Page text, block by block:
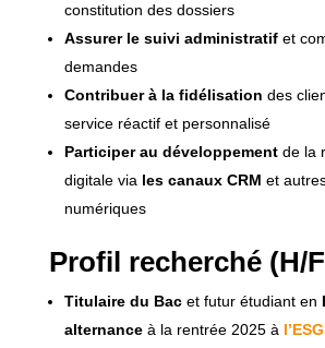
constitution des dossiers
Assurer le suivi administratif et
demandes
Contribuer à la fidélisation des
service réactif et personnalisé
Participer au développementde la
digitale via les canaux CRM et
numériques
Profil recherché (H/
Titulaire du Bac et futur étudiant en
alternanceà la rentrée 2025 à